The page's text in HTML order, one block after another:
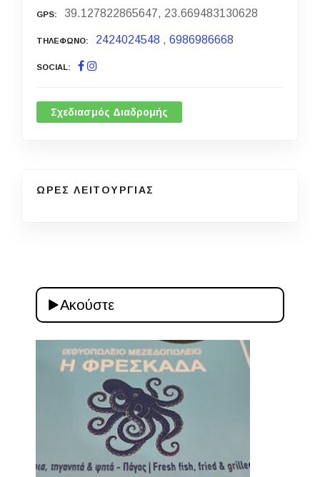
GPS 39.127822865647, 23.669483130628
ΤΗΛΕΦΩΝΟ 2424024548 ,6986986668
SOCIAL
Σχεδιασμός Διαδρομής
ΩΡΕΣ ΛΕΙΤΟΥΡΓΙΑΣ
Ακούστε